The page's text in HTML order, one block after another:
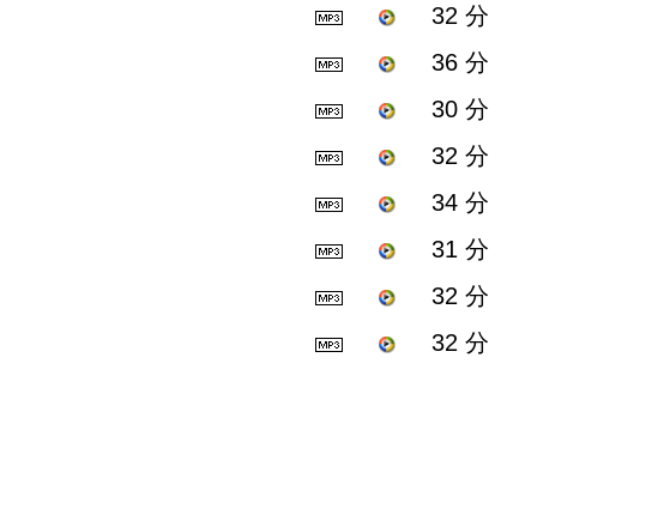
32 分
36 分
30 分
32 分
34 分
31 分
32 分
32 分